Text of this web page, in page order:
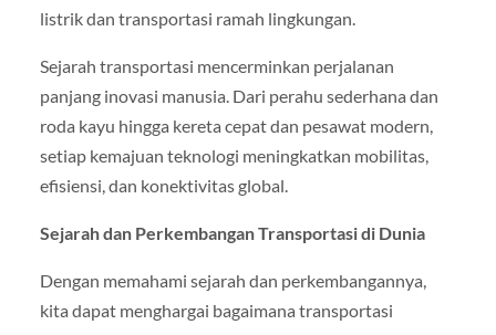
listrik dan transportasi ramah lingkungan.
Sejarah transportasi mencerminkan perjalanan
panjang inovasi manusia. Dari perahu sederhana dan
roda kayu hingga kereta cepat dan pesawat modern,
setiap kemajuan teknologi meningkatkan mobilitas,
efisiensi, dan konektivitas global.
Sejarah dan Perkembangan Transportasi di Dunia
Dengan memahami sejarah dan perkembangannya,
kita dapat menghargai bagaimana transportasi